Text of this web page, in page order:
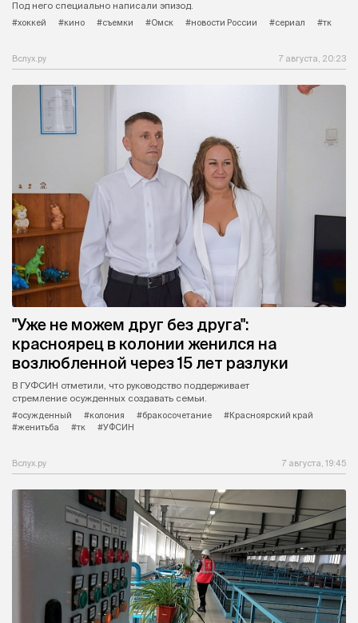
Под него специально написали эпизод.
#хоккей
#кино #съемки #Омск #новости России #сериал #тк
Вслух.ру 7 августа, 20:23
"Уже не можем друг без друга":
красноярец в колонии женился на
возлюбленной через 15 лет разлуки
В ГУФСИН отметили, что руководство поддерживает
стремление осужденных создавать семьи.
#осужденный
#колония #бракосочетание
#Красноярский край
#женитьба
#тк #УФСИН
Вслух.ру 7 августа, 19:45